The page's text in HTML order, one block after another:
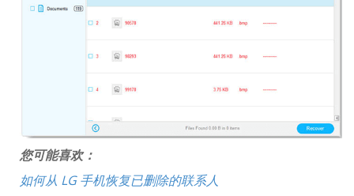
您可能喜欢：
如何从 LG 手机恢复已删除的联系人